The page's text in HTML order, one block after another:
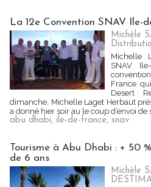
La 12e Convention SNAV Ile-
Michèle
Michelle
SNAV
France
Desert
dimanche. Michelle Laget Herbaut
a donné hier soir au le coup d’envoi de
abu dhabi, ile-de-france, snav
Tourisme à Abu Dhabi : + 50
de 6 ans
Michèle